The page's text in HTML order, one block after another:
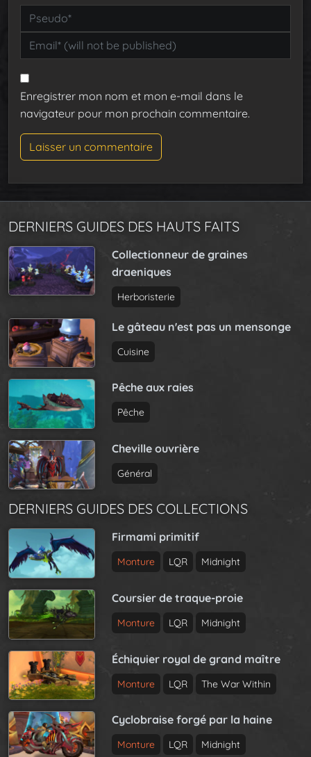
Enregistrer mon nom et mon e-mail dans le
navigateur pour mon prochain commentaire.
DERNIERS GUIDES DES HAUTS FAITS
Collectionneur de graines
draeniques
Herboristerie
Le gâteau n'est pas un mensonge
Cuisine
Pêche aux raies
Pêche
Cheville ouvrière
Général
DERNIERS GUIDES DES COLLECTIONS
Firmami primitif
Monture LQR Midnight
Coursier de traque-proie
Monture LQR Midnight
Échiquier royal de grand maître
Monture LQR The War Within
Cyclobraise forgé par la haine
Monture LQR Midnight